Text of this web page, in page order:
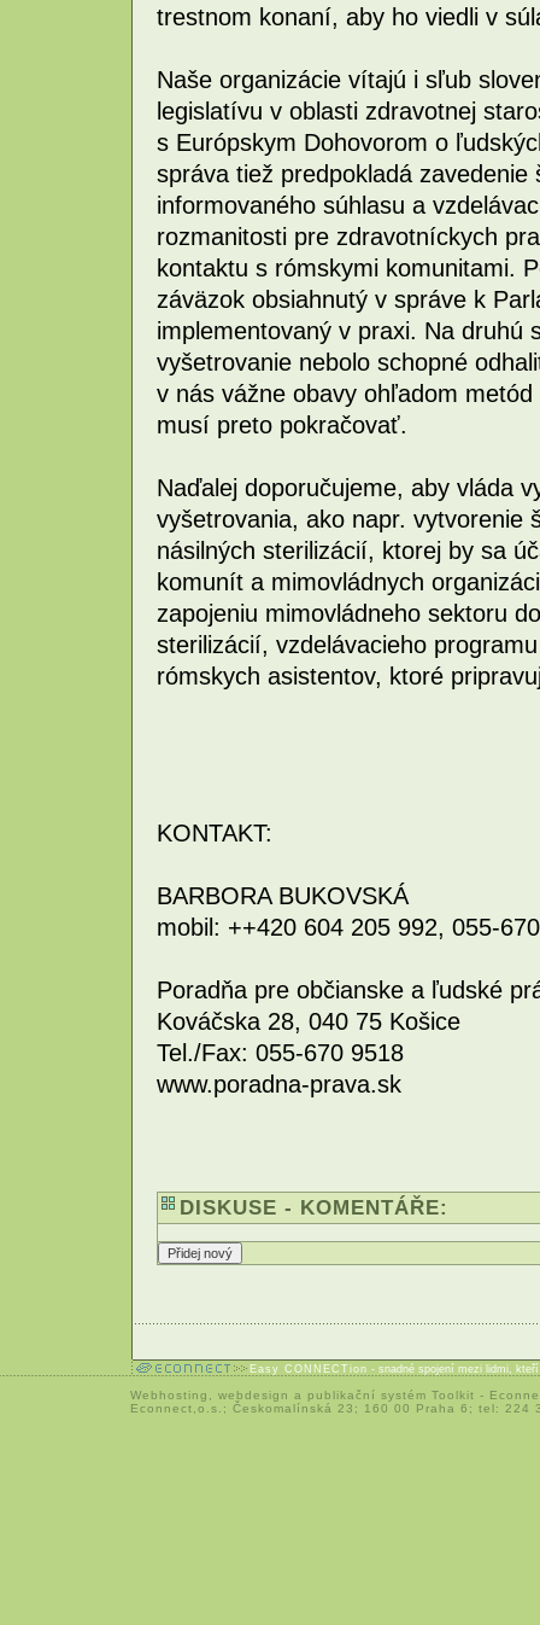
trestnom konaní, aby ho viedli v
Naše organizácie vítajú i sľub
legislatívu v oblasti zdravotnej
s Európskym Dohovorom o
správa tiež predpokladá
informovaného súhlasu a
rozmanitosti pre zdravotníckych
kontaktu s rómskymi komunitami.
záväzok obsiahnutý v správe k
implementovaný v praxi. Na druhú
vyšetrovanie nebolo schopné
v nás vážne obavy ohľadom
musí preto pokračovať.
Naďalej doporučujeme, aby vláda
vyšetrovania, ako napr. vytvorenie
násilných sterilizácií, ktorej by sa
komunít a mimovládnych
zapojeniu mimovládneho sektoru
sterilizácií, vzdelávacieho
rómskych asistentov, ktoré
KONTAKT:
BARBORA BUKOVSKÁ
mobil: ++420 604 205 992, 055-
Poradňa pre občianske a ľudské
Kováčska 28, 040 75 Košice
Tel./Fax: 055-670 9518
www.poradna-prava.sk
DISKUSE - KOMENTÁŘE:
Easy CONNECTion - snadné spojení mezi lidmi,
Webhosting webdesign a publikační systém Toolkit -
Econnect,o.s.; Českomalínská 23; 160 00 Praha 6; tel: 224